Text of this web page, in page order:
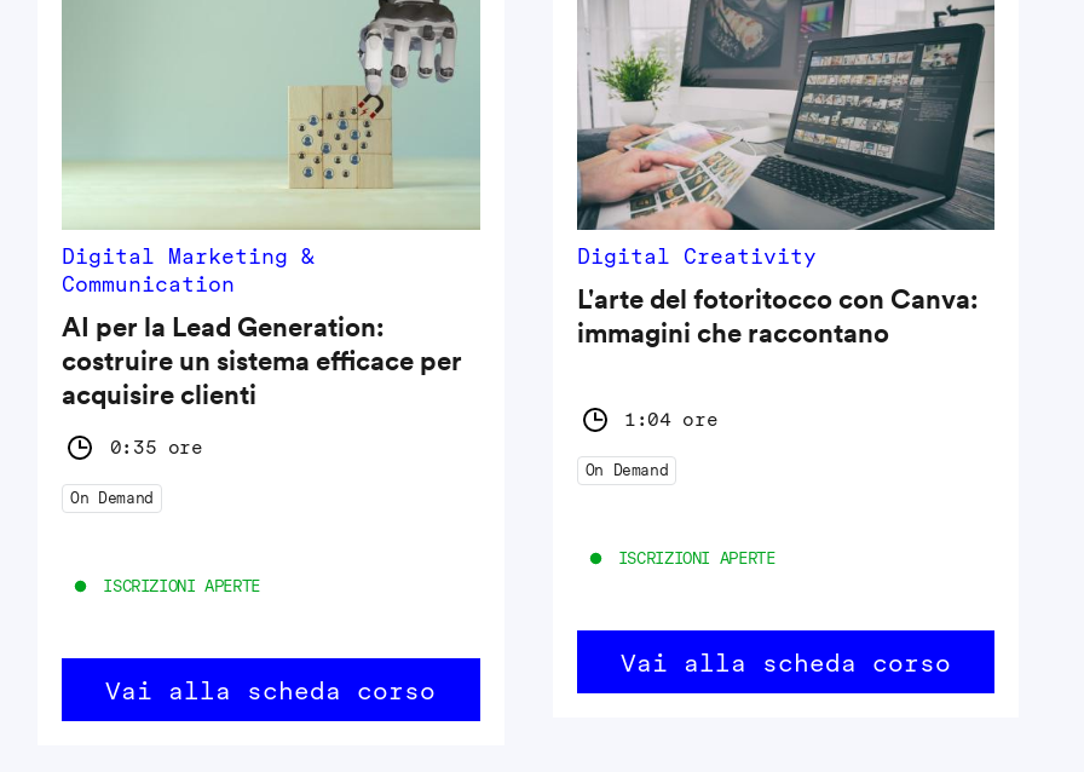
Digital Marketing &
Communication
AI per la Lead Generation:
costruire un sistema efficace per
acquisire clienti
0:35 ore
On Demand
ISCRIZIONI APERTE
Vai alla scheda corso
Digital Creativity
L'arte del fotoritocco con Canva:
immagini che raccontano
1:04 ore
On Demand
ISCRIZIONI APERTE
Vai alla scheda corso